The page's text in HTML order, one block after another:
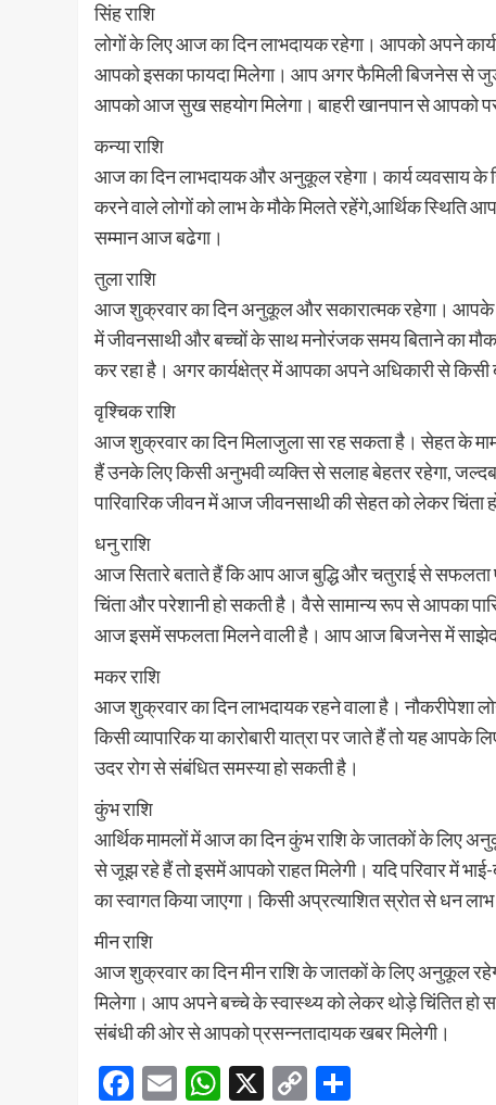
सिंह राशि
लोगों के लिए आज का दिन लाभदायक रहेगा। आपको अपने
आपको इसका फायदा मिलेगा। आप अगर फैमिली बिजनेस से
आपको आज सुख सहयोग मिलेगा। बाहरी खानपान से आपको
कन्या राशि
आज का दिन लाभदायक और अनुकूल रहेगा। कार्य व्यवसाय के
करने वाले लोगों को लाभ के मौके मिलते रहेंगे,आर्थिक स्थिति
सम्मान आज बढेगा।
तुला राशि
आज शुक्रवार का दिन अनुकूल और सकारात्मक रहेगा। आपके
में जीवनसाथी और बच्चों के साथ मनोरंजक समय बिताने का
कर रहा है। अगर कार्यक्षेत्र में आपका अपने अधिकारी से
वृश्चिक राशि
आज शुक्रवार का दिन मिलाजुला सा रह सकता है। सेहत के
हैं उनके लिए किसी अनुभवी व्यक्ति से सलाह बेहतर रहेगा,
पारिवारिक जीवन में आज जीवनसाथी की सेहत को लेकर चिंता
धनु राशि
आज सितारे बताते हैं कि आप आज बुद्धि और चतुराई से सफलता
चिंता और परेशानी हो सकती है। वैसे सामान्य रूप से आपका
आज इसमें सफलता मिलने वाली है। आप आज बिजनेस में
मकर राशि
आज शुक्रवार का दिन लाभदायक रहने वाला है। नौकरीपेशा
किसी व्यापारिक या कारोबारी यात्रा पर जाते हैं तो यह
उदर रोग से संबंधित समस्या हो सकती है।
कुंभ राशि
आर्थिक मामलों में आज का दिन कुंभ राशि के जातकों के लिए
से जूझ रहे हैं तो इसमें आपको राहत मिलेगी। यदि परिवार में
का स्वागत किया जाएगा। किसी अप्रत्याशित स्रोत से धन लाभ
मीन राशि
आज शुक्रवार का दिन मीन राशि के जातकों के लिए अनुकूल
मिलेगा। आप अपने बच्चे के स्वास्थ्य को लेकर थोड़े चिंतित हो
संबंधी की ओर से आपको प्रसन्नतादायक खबर मिलेगी।
Facebook
EmailWhatsApp
X
Copy